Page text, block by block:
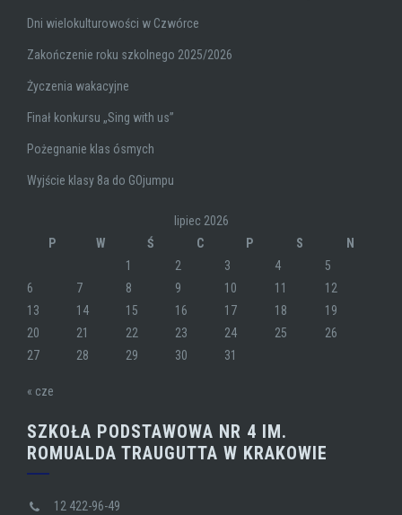
Dni wielokulturowości w Czwórce
Zakończenie roku szkolnego 2025/2026
Życzenia wakacyjne
Finał konkursu „Sing with us”
Pożegnanie klas ósmych
Wyjście klasy 8a do GOjumpu
lipiec 2026
P
W Ś C P S
N
1
2 3 4
5
6
7 8 9 10 11
12
13
14 15 16 17 18
19
20
21 22 23 24 25
26
27
28 29 30 31
« cze
SZKOŁA PODSTAWOWA NR 4 IM.
ROMUALDA TRAUGUTTA W KRAKOWIE
12 422-96-49